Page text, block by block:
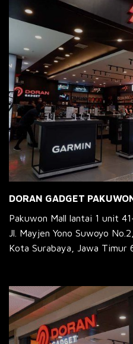
DORAN GADGET
Pakuwon Mall lantai 1 unit
Jl. Mayjen Yono Suwoyo
Kota Surabaya, Jawa Timur